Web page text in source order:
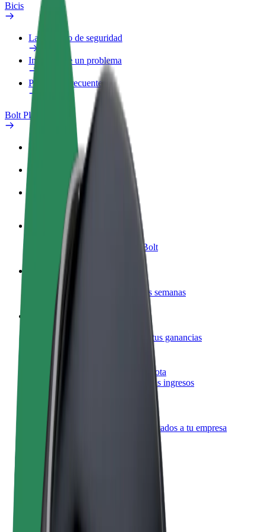
Bicis
Laboratorio de seguridad
Informar de un problema
Preguntas frecuentes
Bolt Plus
Beneficios
Cómo unirse
Preguntas frecuentes
Colaborar como conductor
Gana dinero colaborando con Bolt
Colaborar como repartidor
Reparte comida y cobra todas las semanas
Añadir un restaurante o tienda
Llega a más clientes y maximiza tus ganancias
Registrarse como propietario de flota
Añade tu flota a Bolt y potencia tus ingresos
Bolt para empresas
Productos y servicios de Bolt adaptados a tu empresa
Términos y Condiciones